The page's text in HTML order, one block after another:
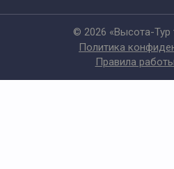
© 2026 «Высота-Тур
Политика
Правила